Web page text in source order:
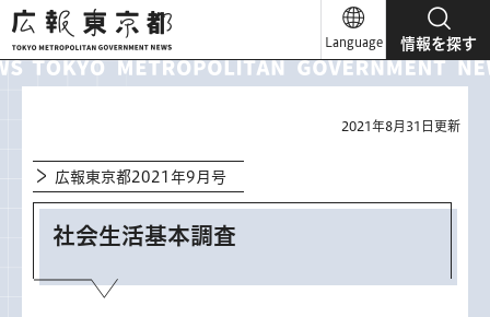
広報東京都
Language 情報を探す
2021年8月31日更新
広報東京都2021年9月号
社会生活基本調査